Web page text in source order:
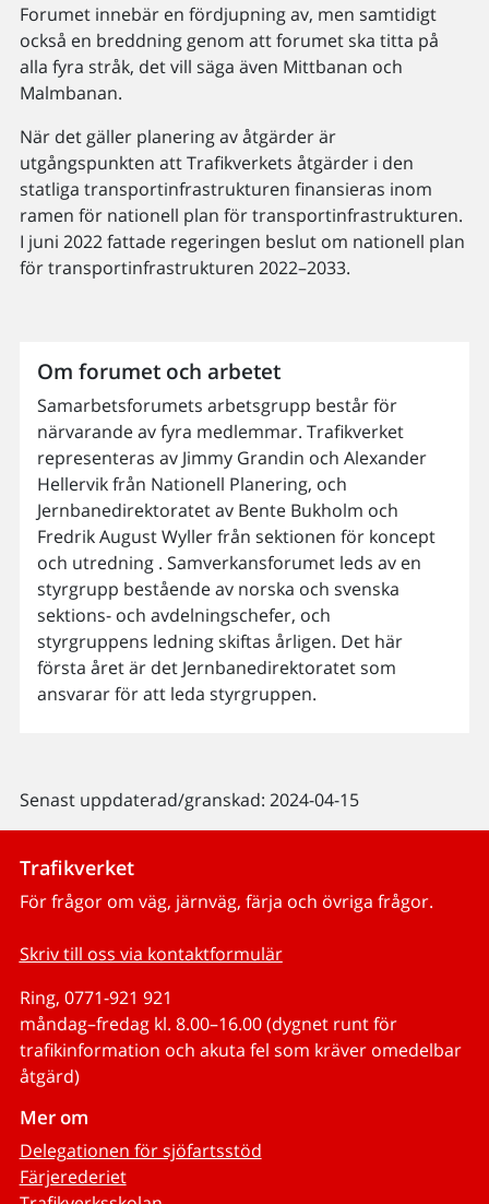
Forumet innebär en fördjupning av, men samtidigt
också en breddning genom att forumet ska titta på
alla fyra stråk, det vill säga även Mittbanan och
Malmbanan.
När det gäller planering av åtgärder är
utgångspunkten att Trafikverkets åtgärder i den
statliga transportinfrastrukturen finansieras inom
ramen för nationell plan för transportinfrastrukturen.
I juni 2022 fattade regeringen beslut om nationell plan
för transportinfrastrukturen 2022–2033.
Om forumet och arbetet
Samarbetsforumets arbetsgrupp består för
närvarande av fyra medlemmar. Trafikverket
representeras av Jimmy Grandin och Alexander
Hellervik från Nationell Planering, och
Jernbanedirektoratet av Bente Bukholm och
Fredrik August Wyller från sektionen för koncept
och utredning . Samverkansforumet leds av en
styrgrupp bestående av norska och svenska
sektions- och avdelningschefer, och
styrgruppens ledning skiftas årligen. Det här
första året är det Jernbanedirektoratet som
ansvarar för att leda styrgruppen.
Senast uppdaterad/granskad: 2024-04-15
Trafikverket
För frågor om väg, järnväg, färja och övriga frågor.
Skriv till oss via kontaktformulär
Ring, 0771-921 921
måndag–fredag kl. 8.00–16.00 (dygnet runt för
trafikinformation och akuta fel som kräver omedelbar
åtgärd)
Mer om
Delegationen för sjöfartsstöd
Färjerederiet